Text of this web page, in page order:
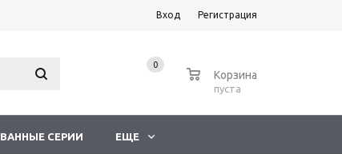
Вход Регистрация
0
Корзина
пуста
СЕРИИ ЕЩЕ